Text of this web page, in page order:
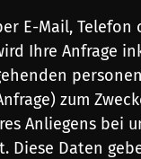
E-Mail, Telefon
Ihre Anfrage
zum
Anliegens bei
Diese Daten